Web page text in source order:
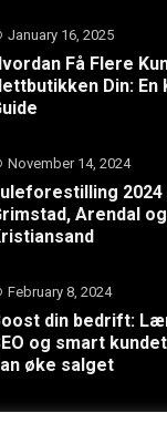
January 16, 2025
Få Flere
Din: En
November 14, 2024
2024
Arendal og
February 8, 2024
din bedrift:
og smart
øke salget